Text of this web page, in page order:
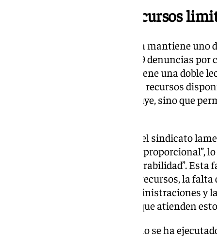
Denuncias al alza, recursos
El informe destaca que Granada mantiene uno
elevados de Andalucía, con 123,9 denuncias
15 años. Para CCOO, esta cifra tiene una doble
visibilización y confianza en los recursos
violencia de género “no disminuye, sino que
Pese al aumento de denuncias, el sindicato
protección “no crecen de forma proporcional”,
una situación de extrema vulnerabilidad”. Esta
explica por “la insuficiencia de recursos, la
escasa coordinación entre administraciones y
adecuada” entre profesionales que atienden
CCOO denuncia además que solo se ha